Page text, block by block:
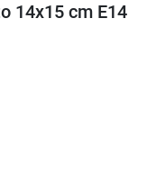
14x15 cm E14